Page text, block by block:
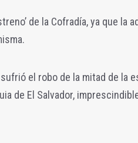
de la Cofradía, ya que la
el robo de la mitad de la
de El Salvador,